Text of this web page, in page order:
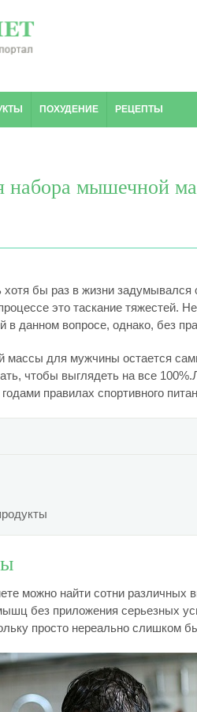
ПОХУДЕНИЕ РЕЦЕПТЫ
набора мышечной
хотя бы раз в жизни
это таскание тяжестей.
данном вопросе, однако, без
для мужчины остается
чтобы выглядеть на все
правилах спортивного
можно найти сотни различных
без приложения серьезных
просто нереально слишком